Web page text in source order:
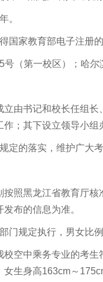
。
家教育部电子注册
5号（第一校区）；哈尔
由书记和校长任组长
；其下设立领导小组
的落实，维护广大
照黑龙江省教育厅核
布的信息为准。
规定执行，男女比
空中乘务专业的考生
女生身高163cm～